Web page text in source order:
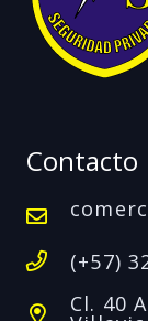
Contacto
(+57)
Cl. 40